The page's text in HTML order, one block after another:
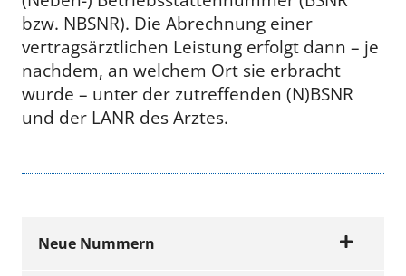
bzw. NBSNR). Die Abrechnung einer
vertragsärztlichen Leistung erfolgt dann – je
nachdem, an welchem Ort sie erbracht
wurde – unter der zutreffenden (N)BSNR
und der LANR des Arztes.
Neue Nummern